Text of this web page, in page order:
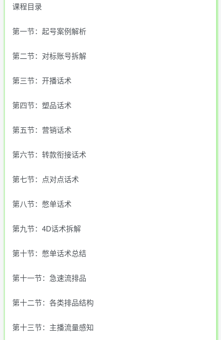
课程目录
第一节：起号案例解析
第二节：对标账号拆解
第三节：开播话术
第四节：塑品话术
第五节：营销话术
第六节：转款衔接话术
第七节：点对点话术
第八节：憋单话术
第九节：4D话术拆解
第十节：憋单话术总结
第十一节：急速流排品
第十二节：各类排品结构
第十三节：主播流量感知